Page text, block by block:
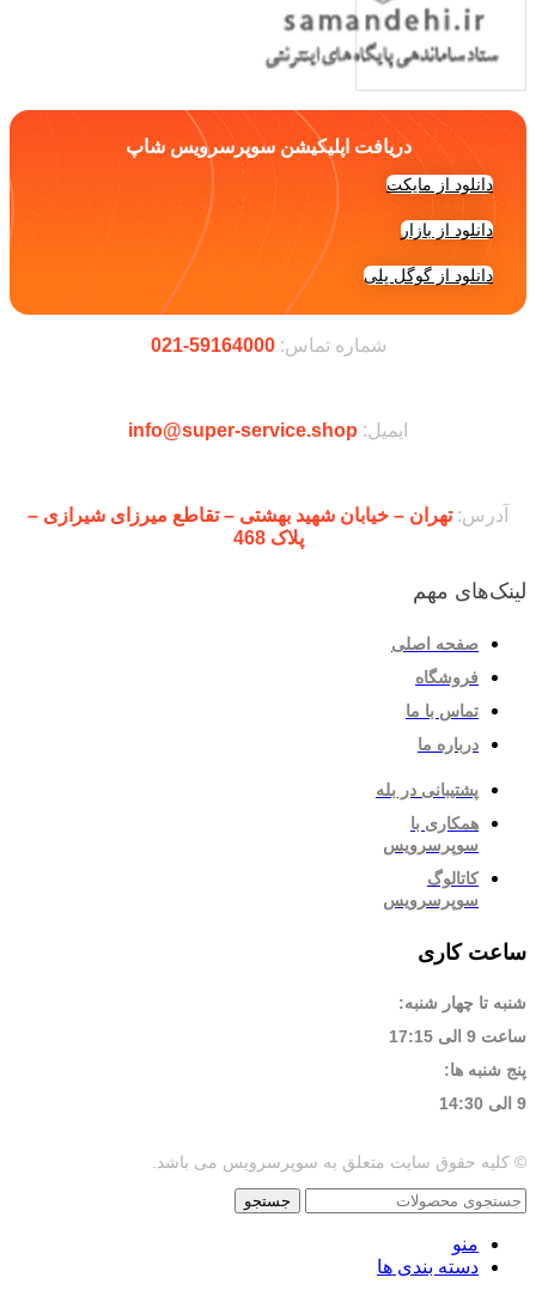
دریافت اپلیکیشن سوپرسرویس شاپ
دانلود از مایکت
دانلود از بازار
دانلود از گوگل پلی
شماره تماس:59164000-021
ایمیل: info@super-service.shop
آدرس:تهران – خیابان شهید بهشتی – تقاطع میرزای شیرازی –
پلاک 468
لینک‌های مهم
صفحه اصلی
فروشگاه
تماس با ما
درباره ما
پشتیبانی در بله
همکاری با
سوپرسرویس
کاتالوگ
سوپرسرویس
ساعت کاری
شنبه تا چهار شنبه:
ساعت 9 الی 17:15
پنج شنبه ها:
9 الی 14:30
© کلیه حقوق سایت متعلق به سوپرسرویس می باشد.
جستجو
منو
دسته بندی ها